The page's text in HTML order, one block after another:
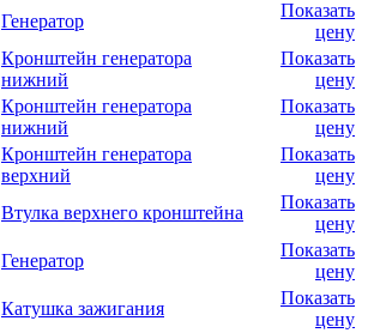
Генератор
Показать
цену
Кронштейн генератора
нижний
Показать
цену
Кронштейн генератора
нижний
Показать
цену
Кронштейн генератора
верхний
Показать
цену
Втулка верхнего кронштейна
Показать
цену
Генератор
Показать
цену
Катушка зажигания
Показать
цену